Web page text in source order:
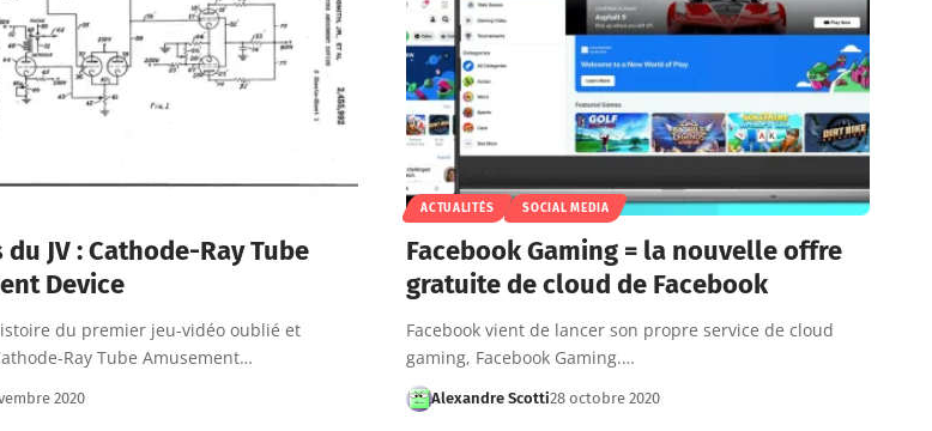
JV : Cathode-Ray Tube
Device
du premier jeu-vidéo oublié et
Ray Tube Amusement…
2020
ACTUALITÉS SOCIAL MEDIA
Facebook Gaming = la nouvelle offre
gratuite de cloud de Facebook
Facebook vient de lancer son propre service de cloud
gaming, Facebook Gaming.…
Alexandre Scotti28 octobre 2020